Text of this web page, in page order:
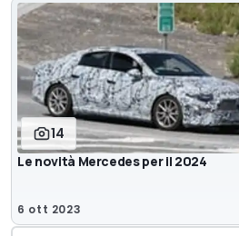
14
Le novità Mercedes per il 2024
6 ott 2023